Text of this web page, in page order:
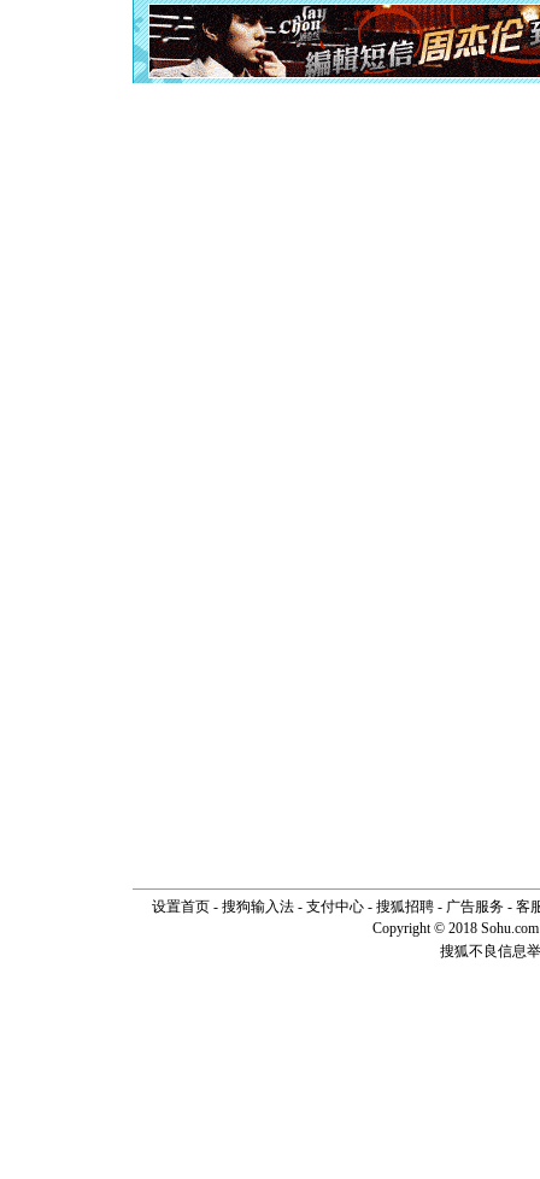
离。水晶
[元旦]当
泣，这痛
卖了。水
设置首页- 搜狗输入法- 支付中心- 搜狐招聘- 广告服务- 客
Copyright © 2018
搜狐不良信息